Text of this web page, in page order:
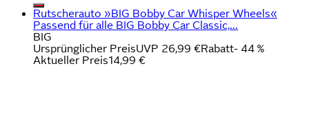
Rutscherauto »BIG Bobby Car Whisper Wheels«
Passend für alle BIG Bobby Car Classic,...
BIG
Ursprünglicher PreisUVP 26,99 €Rabatt- 44 %
Aktueller Preis14,99 €